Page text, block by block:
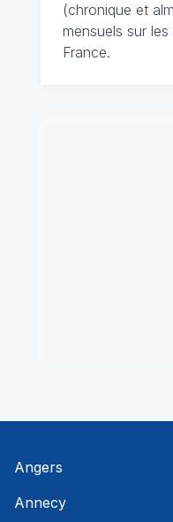
(chronique et
mensuels sur
France.
Angers
Annecy